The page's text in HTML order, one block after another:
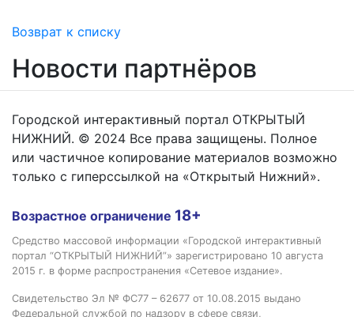
Возврат к списку
Новости партнёров
Городской интерактивный портал ОТКРЫТЫЙ
НИЖНИЙ. © 2024 Все права защищены. Полное
или частичное копирование материалов возможно
только с гиперссылкой на «Открытый Нижний».
Возрастное ограничение 18+
Средство массовой информации «Городской интерактивный
портал “ОТКРЫТЫЙ НИЖНИЙ”» зарегистрировано 10 августа
2015 г. в форме распространения «Сетевое издание».
Свидетельство Эл № ФС77 – 62677 от 10.08.2015 выдано
Федеральной службой по надзору в сфере связи,